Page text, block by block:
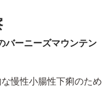
バーニーズマウンテン
慢性小腸性下痢のため